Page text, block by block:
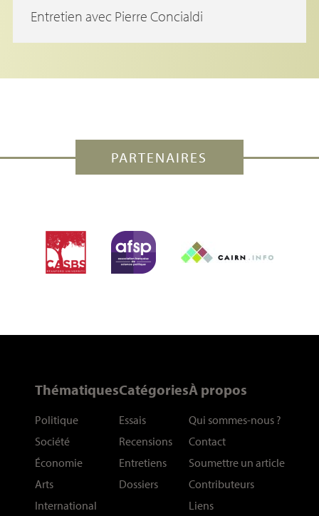
Entretien avec Pierre Concialdi
PARTENAIRES
Thématiques
Politique
Société
Économie
Arts
International
Catégories
Essais
Recensions
Entretiens
Dossiers
À propos
Qui sommes-nous ?
Contact
Soumettre un article
Contributeurs
Liens